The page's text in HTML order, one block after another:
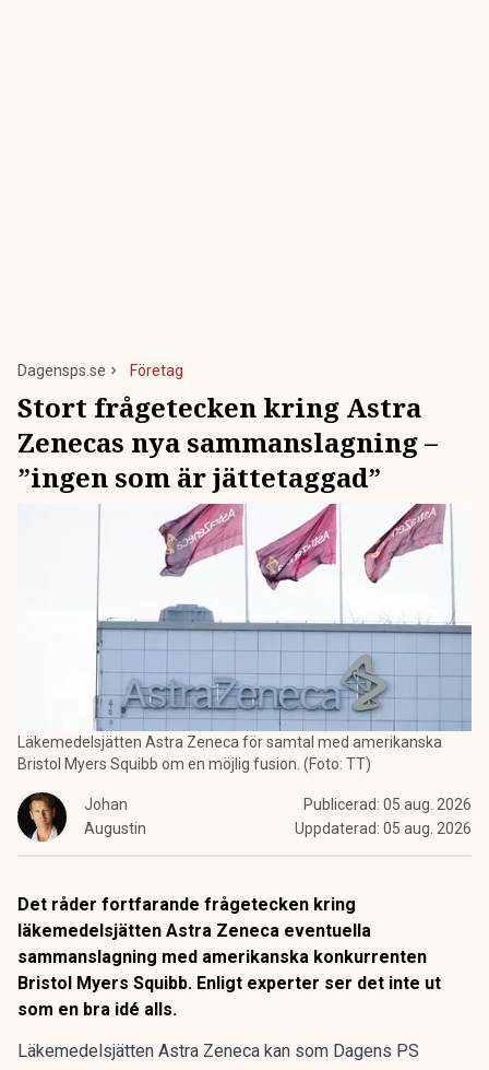
Dagensps.se Företag
Stort frågetecken kring Astra
Zenecas nya sammanslagning –
”ingen som är jättetaggad”
Läkemedelsjätten Astra Zeneca för samtal med amerikanska
Bristol Myers Squibb om en möjlig fusion. (Foto: TT)
Johan
Augustin
Publicerad: 05 aug. 2026
Uppdaterad: 05 aug. 2026
Det råder fortfarande frågetecken kring
läkemedelsjätten Astra Zeneca eventuella
sammanslagning med amerikanska konkurrenten
Bristol Myers Squibb. Enligt experter ser det inte ut
som en bra idé alls.
Läkemedelsjätten Astra Zeneca kan som Dagens PS